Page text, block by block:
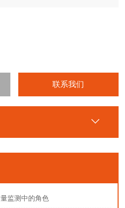
联系我们
监测中的角色